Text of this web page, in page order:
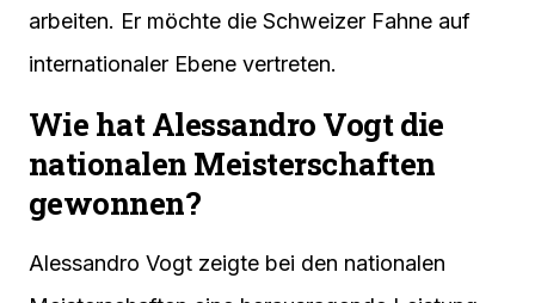
arbeiten. Er möchte die Schweizer Fahne auf
internationaler Ebene vertreten.
Wie hat Alessandro Vogt die
nationalen Meisterschaften
gewonnen?
Alessandro Vogt zeigte bei den nationalen